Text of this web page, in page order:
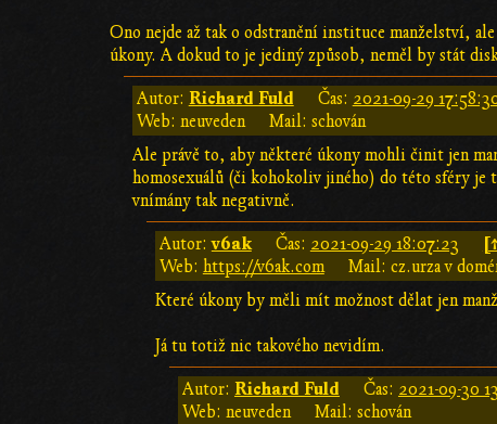
Ono nejde až tak o odstranění instituce manželství,
úkony. A dokud to je jediný způsob, neměl by stát
Autor: Richard Fuld Čas: 2021-09-29
Web: neuveden
Mail: schován
Ale právě to, aby některé úkony mohli činit jen
homosexuálů (či kohokoliv jiného) do této sféry
vnímány tak negativně.
Autor:v6ak Čas: 2021-09-29 18:07:23
Web: https://v6ak.com
Mail: cz.urza v
Které úkony by měli mít možnost dělat jen
Já tu totiž nic takového nevidím.
Autor: Richard Fuld Čas: 2021-09-30
Web: neuveden
Mail: schován